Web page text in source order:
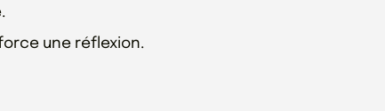
une réflexion.